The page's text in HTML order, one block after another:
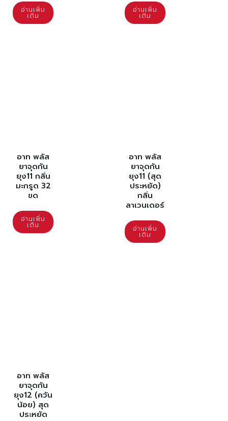
อ่านเพิ่ม
เติม
อ่านเพิ่ม
เติม
อาท พลัส
ยาจุดกัน
ยุง11 กลิ่น
มะกรูด 32
ขด
อ่านเพิ่ม
เติม
อาท พลัส
ยาจุดกัน
ยุง11 (สุด
ประหยัด)
กลิ่น
ลาเวนเดอร์
อ่านเพิ่ม
เติม
อาท พลัส
ยาจุดกัน
ยุง12 (ควัน
น้อย) สุด
ประหยัด